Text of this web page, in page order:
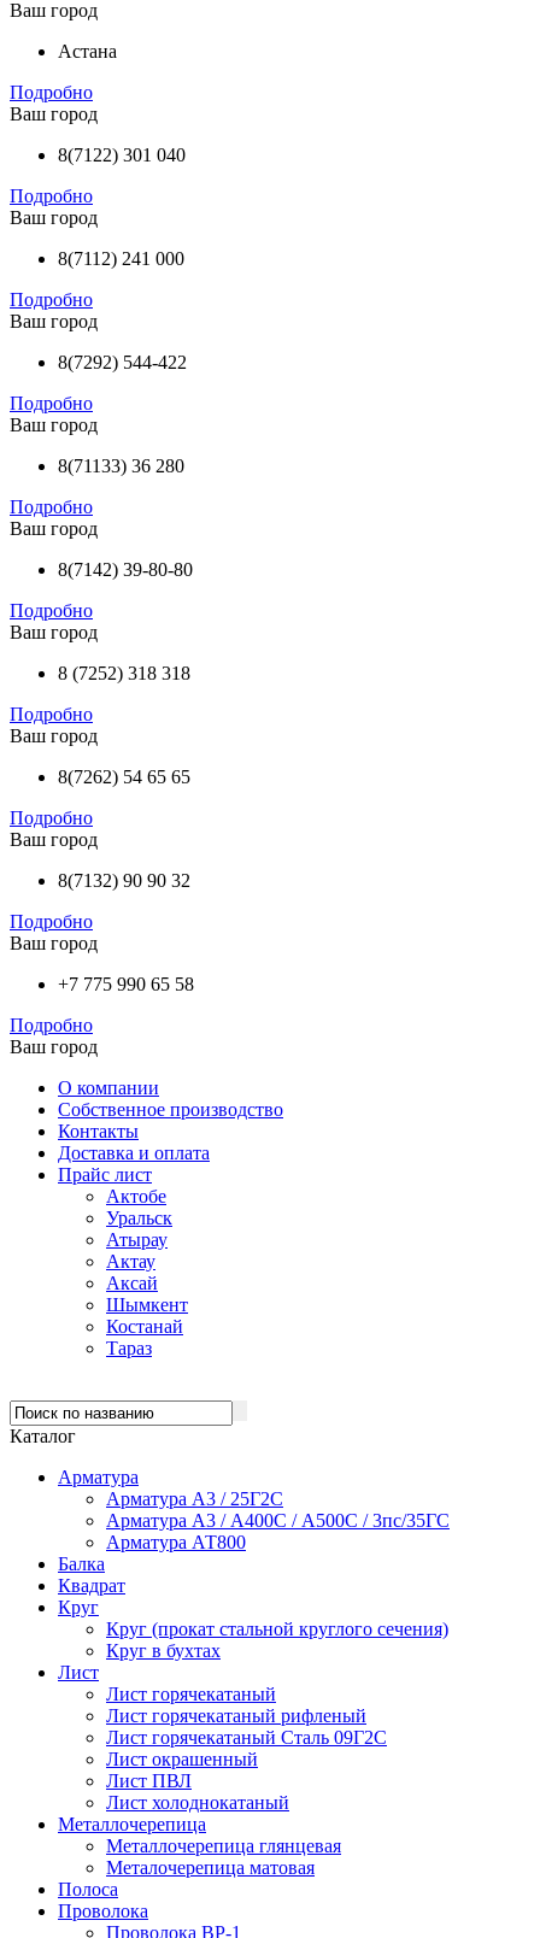
Ваш город
Астана
Подробно
Ваш город
8(7122) 301 040
Подробно
Ваш город
8(7112) 241 000
Подробно
Ваш город
8(7292) 544-422
Подробно
Ваш город
8(71133) 36 280
Подробно
Ваш город
8(7142) 39-80-80
Подробно
Ваш город
8 (7252) 318 318
Подробно
Ваш город
8(7262) 54 65 65
Подробно
Ваш город
8(7132) 90 90 32
Подробно
Ваш город
+7 775 990 65 58
Подробно
Ваш город
О компании
Собственное производство
Контакты
Доставка и оплата
Прайс лист
Актобе
Уральск
Атырау
Актау
Аксай
Шымкент
Костанай
Тараз
Каталог
Арматура
Арматура А3 / 25Г2С
Арматура А3 / А400С / А500С / 3пс/35ГС
Арматура АТ800
Балка
Квадрат
Круг
Круг (прокат стальной круглого сечения)
Круг в бухтах
Лист
Лист горячекатаный
Лист горячекатаный рифленый
Лист горячекатаный Сталь 09Г2С
Лист окрашенный
Лист ПВЛ
Лист холоднокатаный
Металлочерепица
Металлочерепица глянцевая
Металочерепица матовая
Полоса
Проволока
Проволока ВР-1